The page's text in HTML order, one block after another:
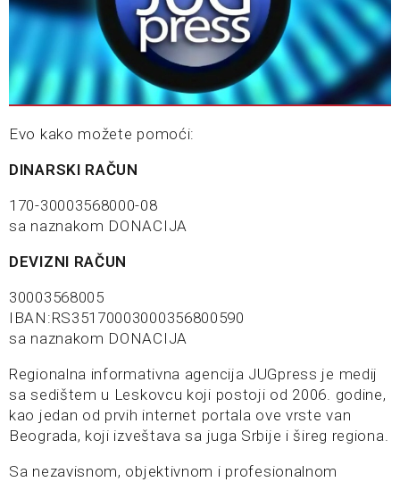
Evo kako možete pomoći:
DINARSKI RAČUN
170-30003568000-08
sa naznakom DONACIJA
DEVIZNI RAČUN
30003568005
IBAN:RS35170003000356800590
sa naznakom DONACIJA
Regionalna informativna agencija JUGpress je medij
sa sedištem u Leskovcu koji postoji od 2006. godine,
kao jedan od prvih internet portala ove vrste van
Beograda, koji izveštava sa juga Srbije i šireg regiona.
Sa nezavisnom, objektivnom i profesionalnom